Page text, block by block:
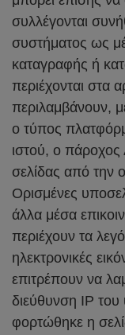
συλλέγονται
συστήματος ως
καταγραφής ή
περιέχονται στα
περιλαμβάνουν,
ο τύπος
ιστού, ο πάροχος
σελίδας από την
Ορισμένες
άλλα μέσα
περιέχουν τα
ηλεκτρονικές
επιτρέπουν να
διεύθυνση IP του
φορτώθηκε η